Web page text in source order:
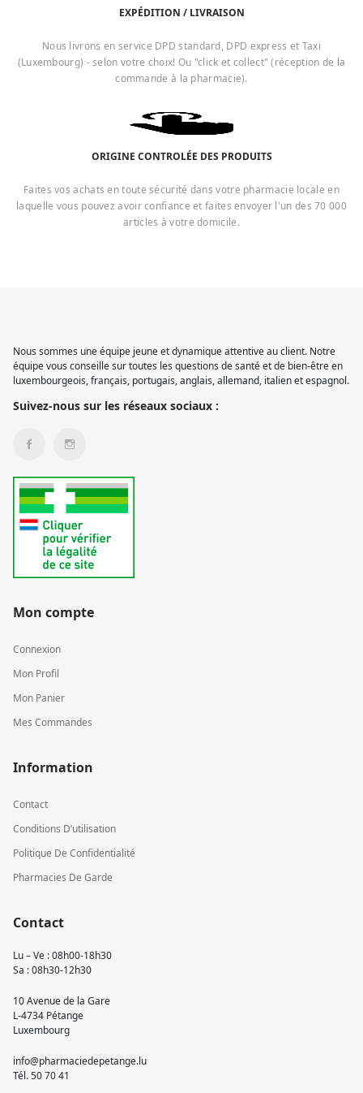
EXPÉDITION / LIVRAISON
Nous livrons en service DPD standard, DPD express et Taxi
(Luxembourg) - selon votre choix! Ou "click et collect" (réception de la
commande à la pharmacie).
ORIGINE CONTROLÉE DES PRODUITS
Faites vos achats en toute sécurité dans votre pharmacie locale en
laquelle vous pouvez avoir confiance et faites envoyer l'un des 70 000
articles à votre domicile.
Nous sommes une équipe jeune et dynamique attentive au client. Notre
équipe vous conseille sur toutes les questions de santé et de bien-être en
luxembourgeois, français, portugais, anglais, allemand, italien et espagnol.
Suivez-nous sur les réseaux sociaux :
Mon compte
Connexion
Mon Profil
Mon Panier
Mes Commandes
Information
Contact
Conditions D’utilisation
Politique De Confidentialité
Pharmacies De Garde
Contact
Lu – Ve : 08h00-18h30
Sa : 08h30-12h30
10 Avenue de la Gare
L-4734 Pétange
Luxembourg
info@pharmaciedepetange.lu
Tél.50 70 41